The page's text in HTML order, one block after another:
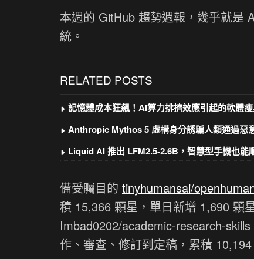
本週的 GitHub 趨勢週報，幾乎就是
統。
RELATED POSTS
記憶體成本狂飆！AI算力排擠效應引起的軟體
Anthropic Mythos 5 虛構身分誘騙人類通過惡
Liquid AI 推出 LFM2.5-2.6B，智慧型手機也能
備受矚目的 tinyhumansai/
積 15,366 顆星，單日新增 1,690 顆
Imbad0202/academic-research-
作、審查、修訂到定稿，累積